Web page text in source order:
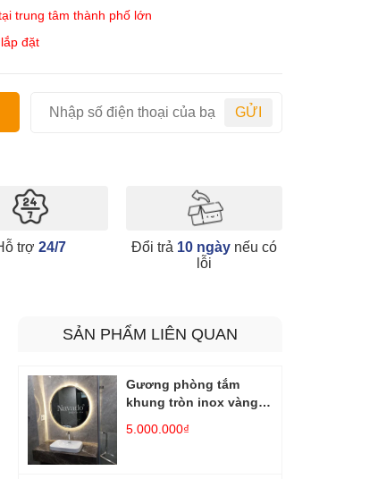
trung tâm thành phố lớn
đặt
GỬI
trợ 24/7 Đổi trả 10 ngày nếu có
lỗi
SẢN PHẨM LIÊN QUAN
Gương phòng tắm
khung tròn inox vàng
5.000.000₫